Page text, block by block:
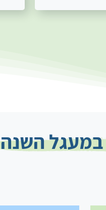
במעגל השנה